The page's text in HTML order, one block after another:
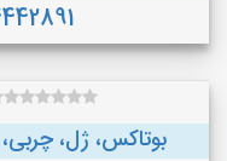
بوتاکس، ژل،